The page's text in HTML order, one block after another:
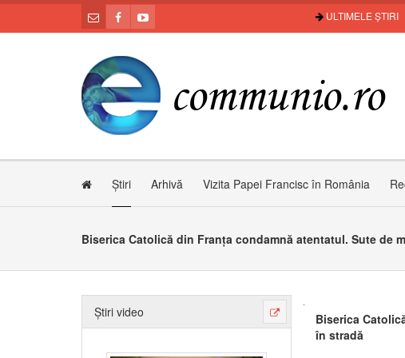
ULTIMELE ȘTIRI
Știri Arhivă Vizita Papei Francisc în România
Știri video
Biserica
în stradă